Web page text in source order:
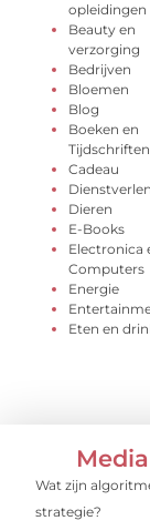
opleidingen
Beauty en
verzorging
Bedrijven
Bloemen
Blog
Boeken en
Tijdschriften
Cadeau
Dieren
E-Books
Electronica
Computers
Energie
Eten en
Media
Wat zijn
strategie?